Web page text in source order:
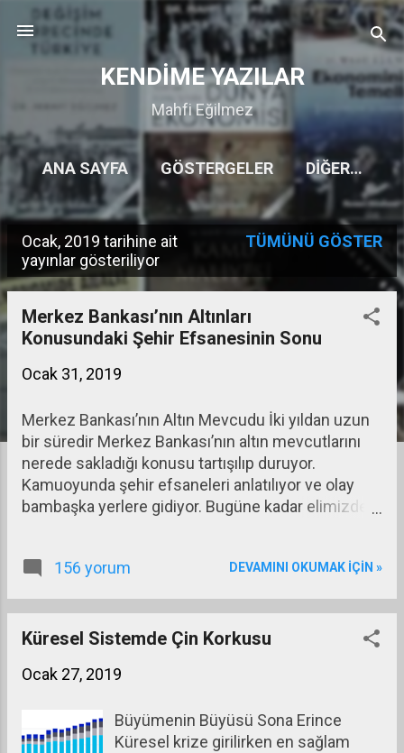
Ana içeriğe atla
KENDİME YAZILAR
Mahfi Eğilmez
ANA SAYFA GÖSTERGELER DIĞER…
K
a
Ocak, 2019 tarihine ait
yayınlar gösteriliyor
TÜMÜNÜ GÖSTER
Merkez Bankası’nın Altınları
Konusundaki Şehir Efsanesinin Sonu
Ocak 31, 2019
Merkez Bankası’nın Altın Mevcudu İki yıldan uzun
bir süredir Merkez Bankası’nın altın mevcutlarını
nerede sakladığı konusu tartışılıp duruyor.
Kamuoyunda şehir efsaneleri anlatılıyor ve olay
bambaşka yerlere gidiyor. Bugüne kadar elimizdeki
sonu durumunu 2017 sonuyla karşılaştırmalı olarak
Merkez Bankası, Fed: ABD Merkez Bankası, BIS:
Uluslararası Ödemeler Bankası, BIST: Borsa
156 yorum DEVAMINI OKUMAK IÇIN »
Küresel Sistemde Çin Korkusu
Ocak 27, 2019
Büyümenin Büyüsü Sona Erince
Küresel krize girilirken en sağlam